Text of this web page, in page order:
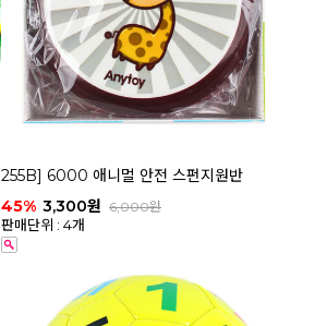
255B] 6000 애니멀 안전 스펀지원반
45% 3,300원 6,000원
판매단위 : 4개